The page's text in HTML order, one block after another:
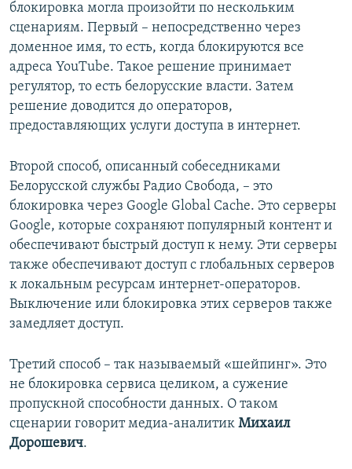
блокировка могла произойти по нескольким
сценариям. Первый – непосредственно через
доменное имя, то есть, когда блокируются все
адреса YouTube. Такое решение принимает
регулятор, то есть белорусские власти. Затем
решение доводится до операторов,
предоставляющих услуги доступа в интернет.
Второй способ, описанный собеседниками
Белорусской службы Радио Свобода, – это
блокировка через Google Global Cache. Это серверы
Google, которые сохраняют популярный контент и
обеспечивают быстрый доступ к нему. Эти серверы
также обеспечивают доступ с глобальных серверов
к локальным ресурсам интернет-операторов.
Выключение или блокировка этих серверов также
замедляет доступ.
Третий способ – так называемый «шейпинг». Это
не блокировка сервиса целиком, а сужение
пропускной способности данных. О таком
сценарии говорит медиа-аналитик Михаил
Дорошевич.